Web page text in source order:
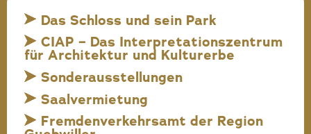
Das Schloss und sein Park
CIAP – Das Interpretationszentrum
für Architektur und Kulturerbe
Sonderausstellungen
Saalvermietung
Fremdenverkehrsamt der Region